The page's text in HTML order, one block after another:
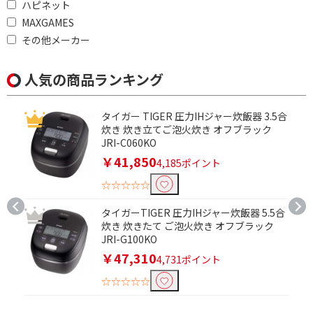
ハピネット
MAXGAMES
その他メーカー
人気の商品ランキング
タイガー TIGER 圧力IHジャー炊飯器 3.5合
炊き 炊き立てご泡火炊き オフブラック
JRI-C060KO
￥41,8504,185ポイント
☆☆☆☆☆
タイガーTIGER 圧力IHジャー炊飯器 5.5合
炊き 炊きたて ご泡火炊き オフブラック
JRI-G100KO
￥47,3104,731ポイント
☆☆☆☆☆